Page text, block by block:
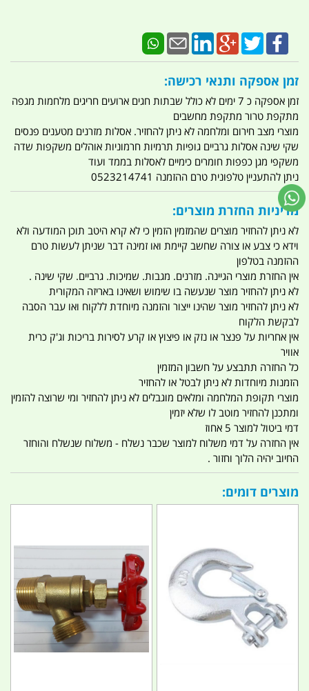
זמן אספקה ותנאי רכישה:
זמן אספקה כ 7 ימים לא כולל שבתות חגים ארועים חריגים מלחמות מגפה
מתקפת טרור מתקפת מחשבים
מוצרי מצב חירום ומלחמה לא ניתן להחזיר. אסלות מזרנים מטענים פנסים
שקי שינה אסלות גרביים גופיות תרמיות חרמוניות אוהלים משקפות שדה
משקפי מגן כפפות חומרים כימיים לאסלות בממד ועוד
ניתן להתעניין טלפונית טרם ההזמנה 0523214741
מדיניות החזרת מוצרים:
לא ניתן להחזיר מוצרים שהמזמין הזמין כי לא קרא היטב תוכן המודעה ולא
וידא כי צבע או צורה שחשב קיימת ואו זמינה דבר שניתן לעשות טרם
ההזמנה בטלפון
אין החזרת מוצרי הגיינה. מזרנים. מגבות. שמיכות. גרביים. שקי שינה .
לא ניתן להחזיר מוצר שנעשה בו שימוש ושאינו באריזה המקורית
לא ניתן להחזיר מוצר שהינו ייצור והזמנה מיוחדת ללקוח ואו עבר הסבה
לבקשת הלקוח
אין אחריות על פנצר או נזק או פיצוץ או קרע לסירות בריכות וג'ק כרית
אוויר
כל החזרה תתבצע על חשבון המזמין
הזמנות מיוחדות לא ניתן לבטל או להחזיר
מוצרי תקופת המלחמה ומלאים מוגבלים לא ניתן להחזיר ומי שרוצה להזמין
ומתכנן להחזיר מוטב לו שלא יזמין
דמי ביטול למוצר 5 אחוז
אין החזרה על דמי משלוח למוצר שכבר נשלח - משלוח שנשלח והוחזר
החיוב יהיה הלוך וחזור .
מוצרים דומים: